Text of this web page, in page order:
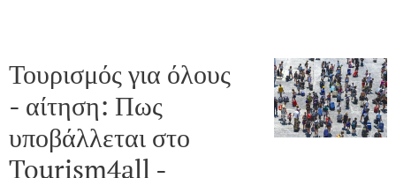
Τουρισμός για όλους
- αίτηση: Πως
υποβάλλεται στο
Tourism4all -